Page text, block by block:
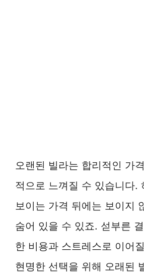
오랜된 빌라는 합리적인 가
적으로 느껴질 수 있습니다.
보이는 가격 뒤에는 보이지
숨어 있을 수 있죠. 섣부른
한 비용과 스트레스로 이어
현명한 선택을 위해 오래된